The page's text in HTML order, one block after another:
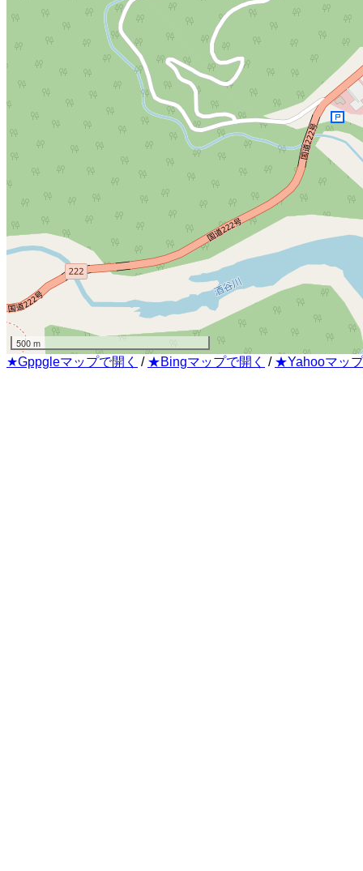
500 m
★Gppgleマップで開く / ★Bingマップで開く / ★Yahooマッ